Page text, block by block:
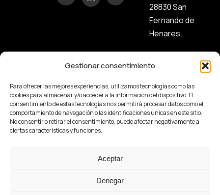
Gestionar consentimiento
Para ofrecer las mejores experiencias, utilizamos tecnologías como las
cookies para almacenar y/o acceder a la información del dispositivo. El
consentimiento de estas tecnologías nos permitirá procesar datos como el
comportamiento de navegación o las identificaciones únicas en este sitio.
No consentir o retirar el consentimiento, puede afectar negativamente a
ciertas características y funciones.
Aceptar
Denegar
28830 San
Fernando de
Henares.
privacidad